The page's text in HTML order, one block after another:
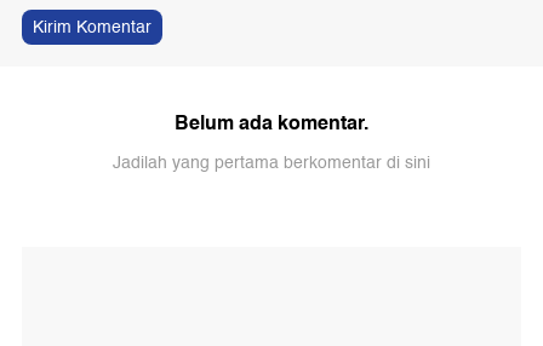
Kirim Komentar
Belum ada komentar.
Jadilah yang pertama berkomentar di sini